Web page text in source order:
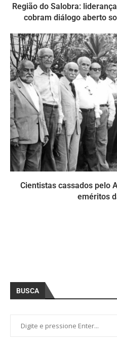
Região do Salobra:
cobram diálogo aberto
Cientistas cassados pelo
eméritos
BUSCA